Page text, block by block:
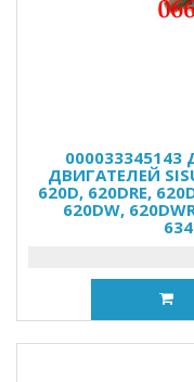
ДВИГАТЕЛЕЙ
620D, 620DRE,
620DW,